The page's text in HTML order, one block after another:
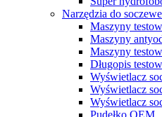
Narzędzia do
Maszyny
Maszyny
Maszyny
Długopis
Wyświetlacz
Wyświetlacz
Wyświetlacz
Pudełko OEM